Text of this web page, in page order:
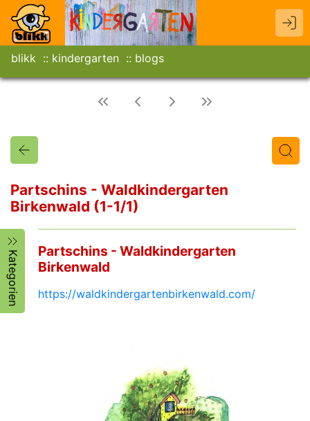
blikk kindergarten blogs
Partschins - Waldkindergarten
Birkenwald (1-1/1)
Kategorien
Partschins - Waldkindergarten
Birkenwald
https://waldkindergartenbirkenwald.com/